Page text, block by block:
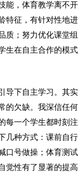
能，体育教学离不
特征，有针对性地
质；努力优化课堂
在自主合作的模式
导下自主学习。其
的欠缺。我深信任
每一个学生都时刻
几种方式：课前自
口号做操；体育测
觉性有了显著的提